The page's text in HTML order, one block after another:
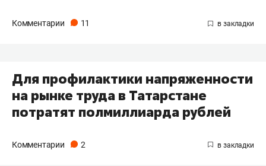
Комментарии 11
Для профилактики напряженности
на рынке труда в Татарстане
потратят полмиллиарда рублей
Комментарии 2